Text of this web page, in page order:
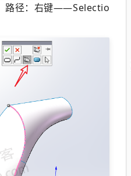
路径：右键——Selectio